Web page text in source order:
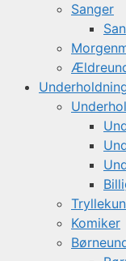
Sanger
Komiker